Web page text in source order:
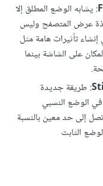
: يشابه الوضع المطلق إلا
عرض المتصفح وليس
تأثيرات هامة مثل
على الشاشة بينما
: طريقة جديدة
الوضع النسبي
إلى حد معين بالنسبة
الثابت